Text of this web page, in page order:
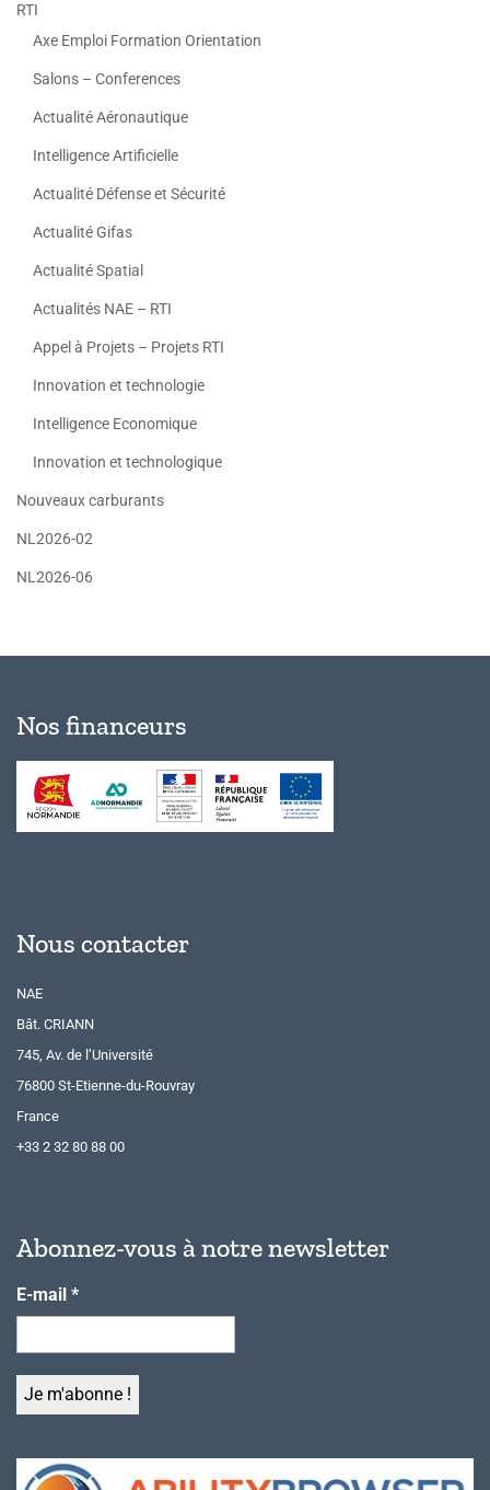
RTI
Axe Emploi Formation Orientation
Salons – Conferences
Actualité Aéronautique
Intelligence Artificielle
Actualité Défense et Sécurité
Actualité Gifas
Actualité Spatial
Actualités NAE – RTI
Appel à Projets – Projets RTI
Innovation et technologie
Intelligence Economique
Innovation et technologique
Nouveaux carburants
NL2026-02
NL2026-06
Nos financeurs
Nous contacter
NAE
Bât. CRIANN
745, Av. de l’Université
76800 St-Etienne-du-Rouvray
France
+33 2 32 80 88 00
Abonnez-vous à notre newsletter
E-mail *